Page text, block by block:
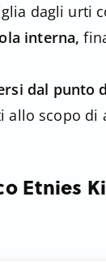
dagli urti
interna,
dal punto
scopo di
Etnies